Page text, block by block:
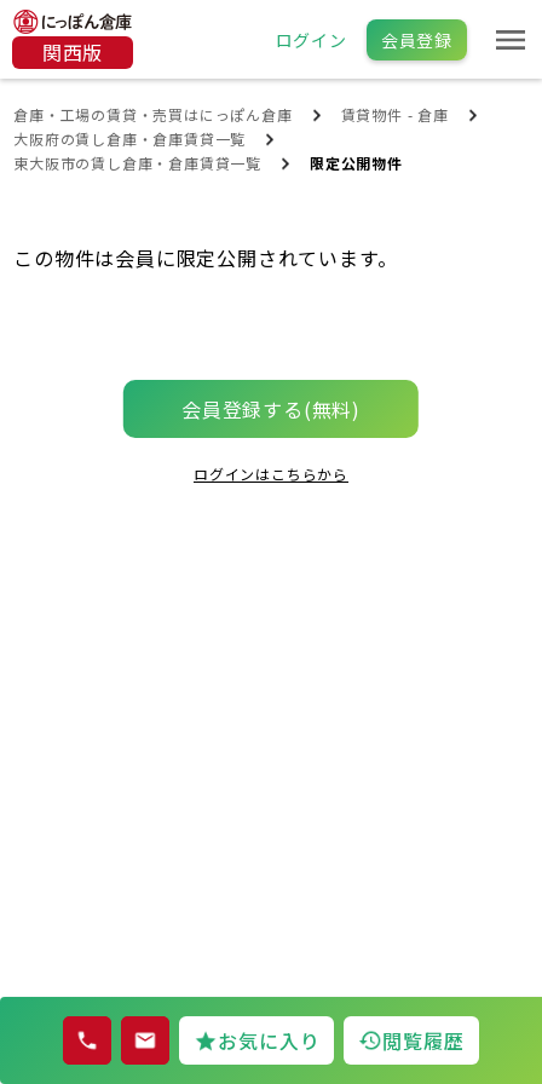
関西版 ログイン 会員登録
倉庫・工場の賃貸・売買はにっぽん倉庫
賃貸物件 - 倉庫
大阪府の賃し倉庫・倉庫賃貸一覧
東大阪市の賃し倉庫・倉庫賃貸一覧
限定公開物件
お気に入り 閲覧履歴
この物件は会員に限定公開されています。
会員登録する(無料)
ログインはこちらから